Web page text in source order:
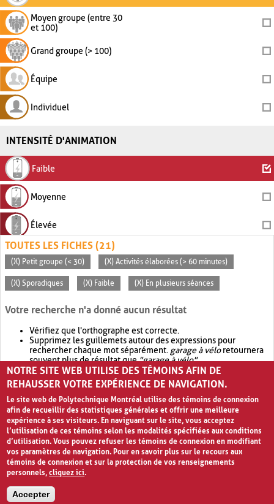
Moyen groupe (entre 30
et 100)
Grand groupe (> 100)
Équipe
Individuel
INTENSITÉ D'ANIMATION
Faible
Moyenne
Élevée
TOUTES LES FICHES (21)
(X) Petit groupe (< 30) (X) Activités élaborées (> 60 minutes)
(X) Sporadiques (X) Faible (X) En plusieurs séances
Votre recherche n'a donné aucun résultat
Vérifiez que l'orthographe est correcte.
Supprimez les guillemets autour des expressions pour
rechercher chaque mot séparément. garage à véloretournera
souvent plus de résultat que"garage à vélo".
Envisagez d'élargir votre recherche avec OR.garage OR vélo
retournera souvent plus de résultat quegarage à vélo
NOTRE SITE WEB UTILISE DES TÉMOINS AFIN DE
REHAUSSER VOTRE EXPÉRIENCE DE NAVIGATION.
Le site web de Polytechnique Montréal utilise des témoins de connexion
afin de recueillir des statistiques générales et offrir une meilleure
expérience à ses visiteurs. En naviguant sur le site, vous acceptez
l’utilisation de ces témoins selon les modalités spécifiées aux conditions
d’utilisation. Vous pouvez refuser les témoins de connexion en modifiant
vos paramètres de navigation. Pour en savoir plus sur le recours aux
témoins de connexion et sur la protection de vos renseignements
personnels,cliquez ici.
Accepter